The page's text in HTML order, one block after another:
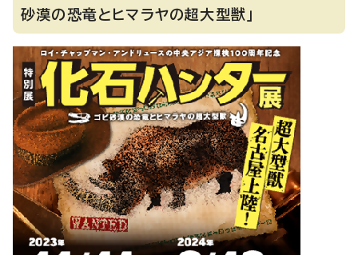
砂漠の恐竜とヒマラヤの超大型獣」